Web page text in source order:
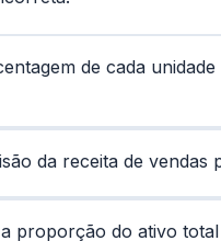
de cada
da receita de vendas
proporção do ativo